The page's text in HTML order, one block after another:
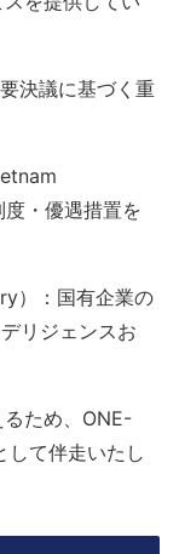
決議に基づく重
・優遇措置を
）：国有企業の
リジェンスお
ため、ONE-
して伴走いたし